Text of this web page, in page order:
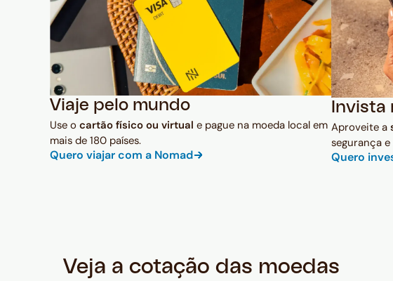
Viaje pelo mundo
Use o cartão físico ou virtual e pague na moeda local em
mais de 180 países.
Quero viajar com a Nomad
Aproveite a
segurança
Quero
Veja a cotação das moedas